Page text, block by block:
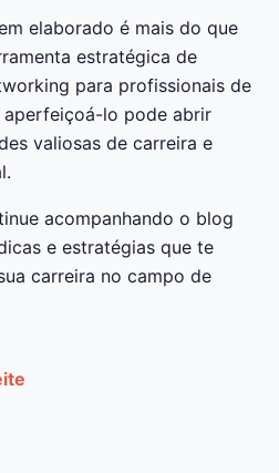
elaborado é mais do que
estratégica de
para profissionais de
aperfeiçoá-lo pode abrir
valiosas de carreira e
acompanhando o blog
e estratégias que te
carreira no campo de